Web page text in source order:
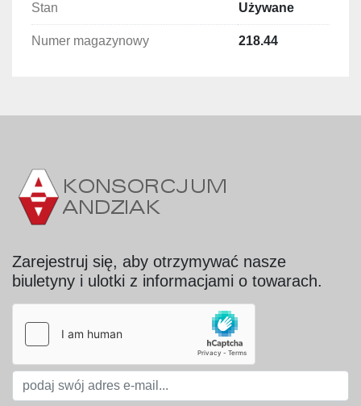
Stan Używane
Numer magazynowy 218.44
Zarejestruj się, aby otrzymywać nasze
biuletyny i ulotki z informacjami o towarach.